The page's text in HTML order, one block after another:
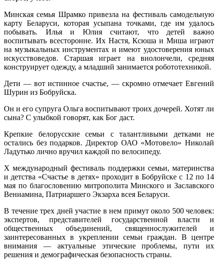
Минская семья Шрамко привезла на фестиваль самодельную
карту Беларуси, которая усыпана точками, где им удалось
побывать. Илья и Юлия считают, что детей важно
воспитывать всесторонне. Их Настя, Ксюша и Миша играют
на музыкальных инструментах и имеют удостоверения юных
искусствоведов. Старшая играет на виолончели, средняя
конструирует одежду, а младший занимается робототехникой.
Дети — вот истинное счастье, — скромно отмечает Евгений
Шурин из Бобруйска.
Он и его супруга Ольга воспитывают троих дочерей. Хотят ли
сына? С улыбкой говорят, как Бог даст.
Крепкие белорусские семьи с талантливыми детками не
остались без подарков. Директор ОАО «Мотовело» Николай
Ладутько лично вручил каждой по велосипеду.
Х международный фестиваль поддержки семьи, материнства
и детства «Счастье в детях» проходит в Бобруйске с 12 по 14
мая по благословению митрополита Минского и Заславского
Вениамина, Патриаршего Экзарха всея Беларуси.
В течение трех дней участие в нем примут около 500 человек:
экспертов, представителей государственной власти и
общественных объединений, священнослужителей и
заинтересованных в укреплении семьи граждан. В центре
внимания — актуальные этические проблемы, пути их
решения и демографическая безопасность страны.